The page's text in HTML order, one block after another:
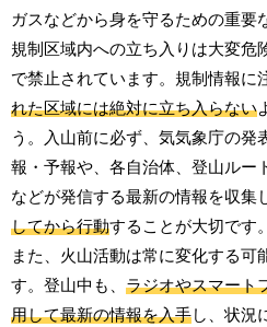
ガスなどから身を守るための重要
規制区域内への立ち入りは大変危
で禁止されています。規制情報に
れた区域には絶対に立ち入らない
う。入山前に必ず、気気象庁の発
報・予報や、各自治体、登山ルー
などが発信する最新の情報を収集
してから行動することが大切です。
また、火山活動は常に変化する可
す。登山中も、ラジオやスマート
用して最新の情報を入手し、状況